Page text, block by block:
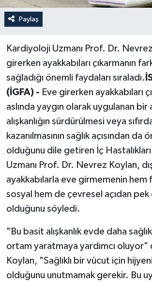
Paylaş
Kardiyoloji Uzmanı Prof. Dr.
girerken ayakkabıları çıkarmanın
sağladığı önemli faydaları sıraladı.
(İGFA) - Eve girerken ayakkabıları
aslında yaygın olarak uygulanan bir
alışkanlığın sürdürülmesi veya
kazanılmasının sağlık açısından da
olduğunu dile getiren İç
Uzmanı Prof. Dr. Nevrez Koylan,
ayakkabılarla eve girmemenin hem
sosyal hem de çevresel açıdan pek
olduğunu söyledi.
"Bu basit alışkanlık evde daha
ortam yaratmaya yardımcı oluyor"
Koylan, "Sağlıklı bir vücut için
olduğunu unutmamak gerekir. Bu